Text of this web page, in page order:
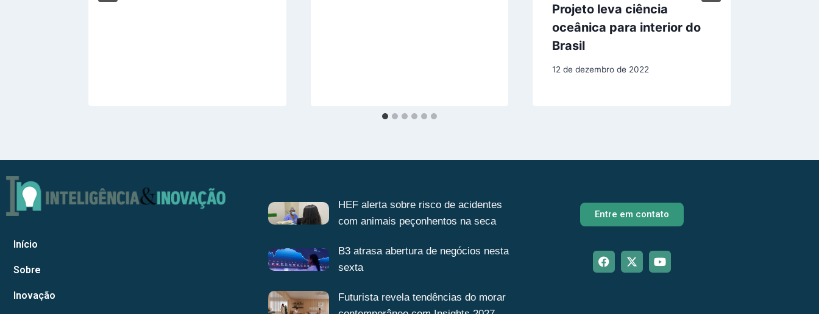
Projeto leva ciência
oceânica para interior do
Brasil
12 de dezembro de 2022
Início
Sobre
Inovação
HEF alerta sobre risco de acidentes
com animais peçonhentos na seca
B3 atrasa abertura de negócios nesta
sexta
Futurista revela tendências do morar
Entre em contato